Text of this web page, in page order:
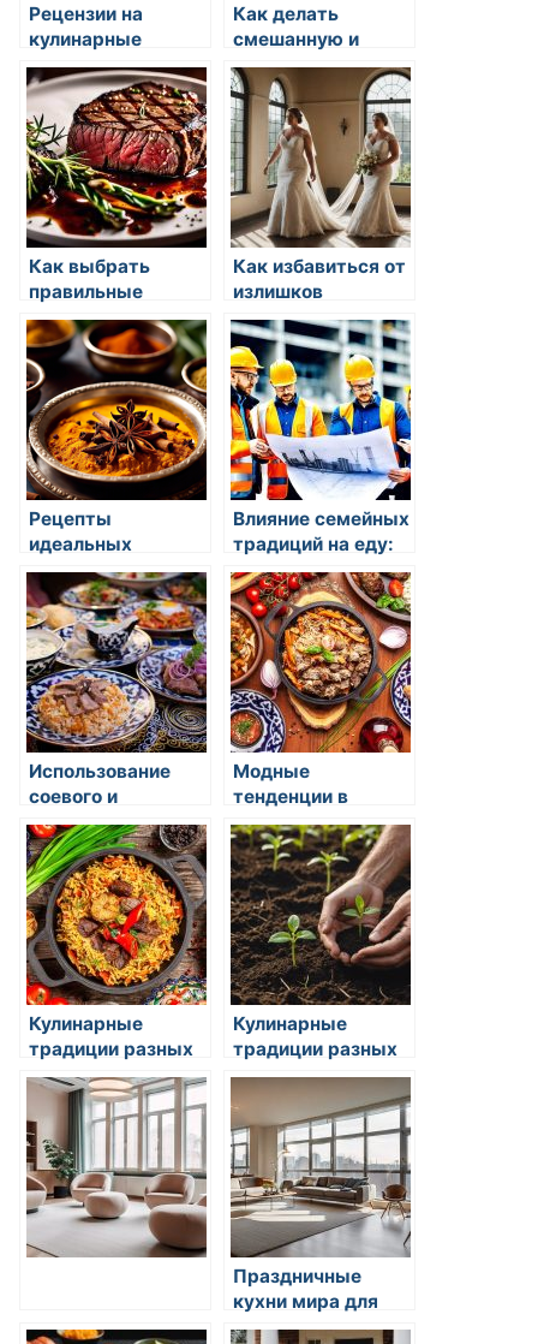
Рецензии на
кулинарные
течения в мире
Как делать
смешанную и
чистую еду
Как выбрать
правильные
вкусные соленья
Как избавиться от
излишков
продуктов
Рецепты
идеальных
тестирований во
время поста
Влияние семейных
традиций на еду:
как это работает
Использование
соевого и
кокосового молока
в восточной кухне
Модные
тенденции в
кулинарии
Кулинарные
традиции разных
стран
Кулинарные
традиции разных
стран
Праздничные
кухни мира для
лучших шеф-